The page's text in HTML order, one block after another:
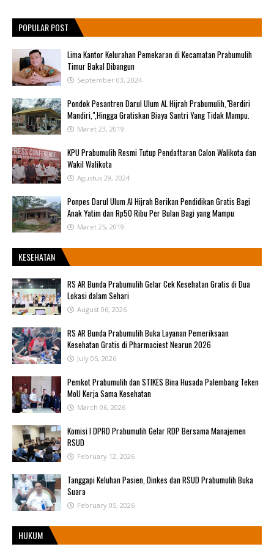
POPULAR POST
Lima Kantor Kelurahan Pemekaran di Kecamatan Prabumulih
Timur Bakal Dibangun
September 03, 2024
Pondok Pesantren Darul Ulum AL Hijrah Prabumulih,"Berdiri
Mandiri,",Hingga Gratiskan Biaya Santri Yang Tidak Mampu.
Maret 23, 2019
KPU Prabumulih Resmi Tutup Pendaftaran Calon Walikota dan
Wakil Walikota
Agustus 29, 2024
Ponpes Darul Ulum Al Hijrah Berikan Pendidikan Gratis Bagi
Anak Yatim dan Rp50 Ribu Per Bulan Bagi yang Mampu
Maret 25, 2019
KESEHATAN
RS AR Bunda Prabumulih Gelar Cek Kesehatan Gratis di Dua
Lokasi dalam Sehari
August 06, 2026
RS AR Bunda Prabumulih Buka Layanan Pemeriksaan
Kesehatan Gratis di Pharmaciest Nearun 2026
July 05, 2026
Pemkot Prabumulih dan STIKES Bina Husada Palembang Teken
MoU Kerja Sama Kesehatan
March 06, 2026
Komisi I DPRD Prabumulih Gelar RDP Bersama Manajemen
RSUD
February 12, 2026
Tanggapi Keluhan Pasien, Dinkes dan RSUD Prabumulih Buka
Suara
February 05, 2026
HUKUM